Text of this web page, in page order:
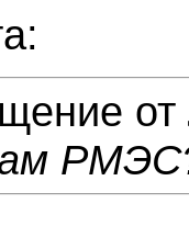
от